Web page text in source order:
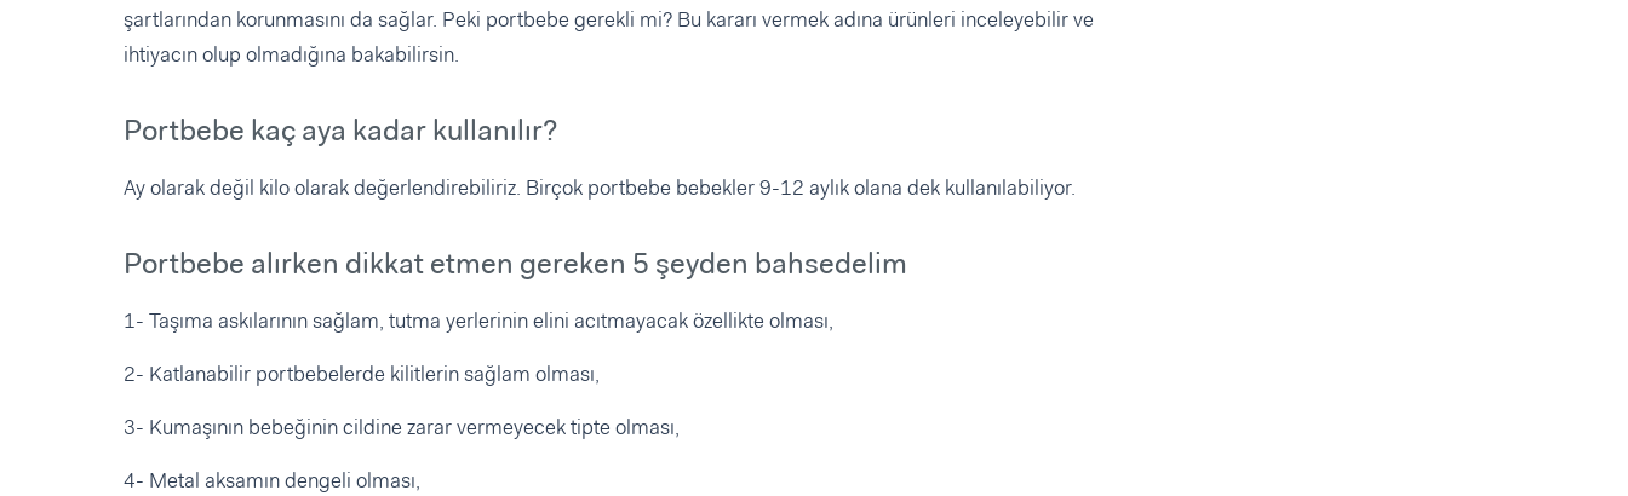
şartlarından korunmasını da sağlar. Peki portbebe gerekli mi? Bu kararı vermek adına ürünleri inceleyebilir ve
ihtiyacın olup olmadığına bakabilirsin.
Portbebe kaç aya kadar kullanılır?
Ay olarak değil kilo olarak değerlendirebiliriz. Birçok portbebe bebekler 9-12 aylık olana dek kullanılabiliyor.
Portbebe alırken dikkat etmen gereken 5 şeyden bahsedelim
1- Taşıma askılarının sağlam, tutma yerlerinin elini acıtmayacak özellikte olması,
2- Katlanabilir portbebelerde kilitlerin sağlam olması,
3- Kumaşının bebeğinin cildine zarar vermeyecek tipte olması,
4- Metal aksamın dengeli olması,